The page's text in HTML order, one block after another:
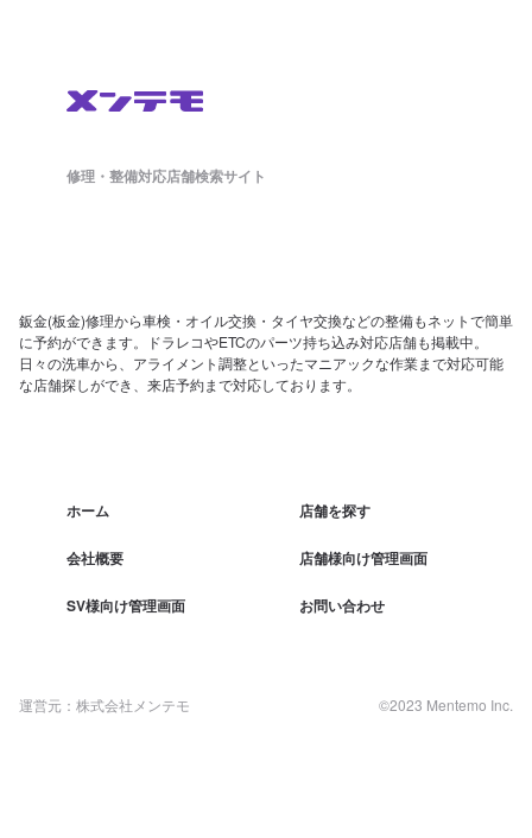
修理・整備対応店舗検索サイト
鈑金(板金)修理から車検・オイル交換・タイヤ交換などの整備もネットで簡単
に予約ができます。ドラレコやETCのパーツ持ち込み対応店舗も掲載中。
日々の洗車から、アライメント調整といったマニアックな作業まで対応可能
な店舗探しができ、来店予約まで対応しております。
ホーム 店舗を探す
会社概要 店舗様向け管理画面
SV様向け管理画面 お問い合わせ
運営元：株式会社メンテモ ©2023 Mentemo Inc.